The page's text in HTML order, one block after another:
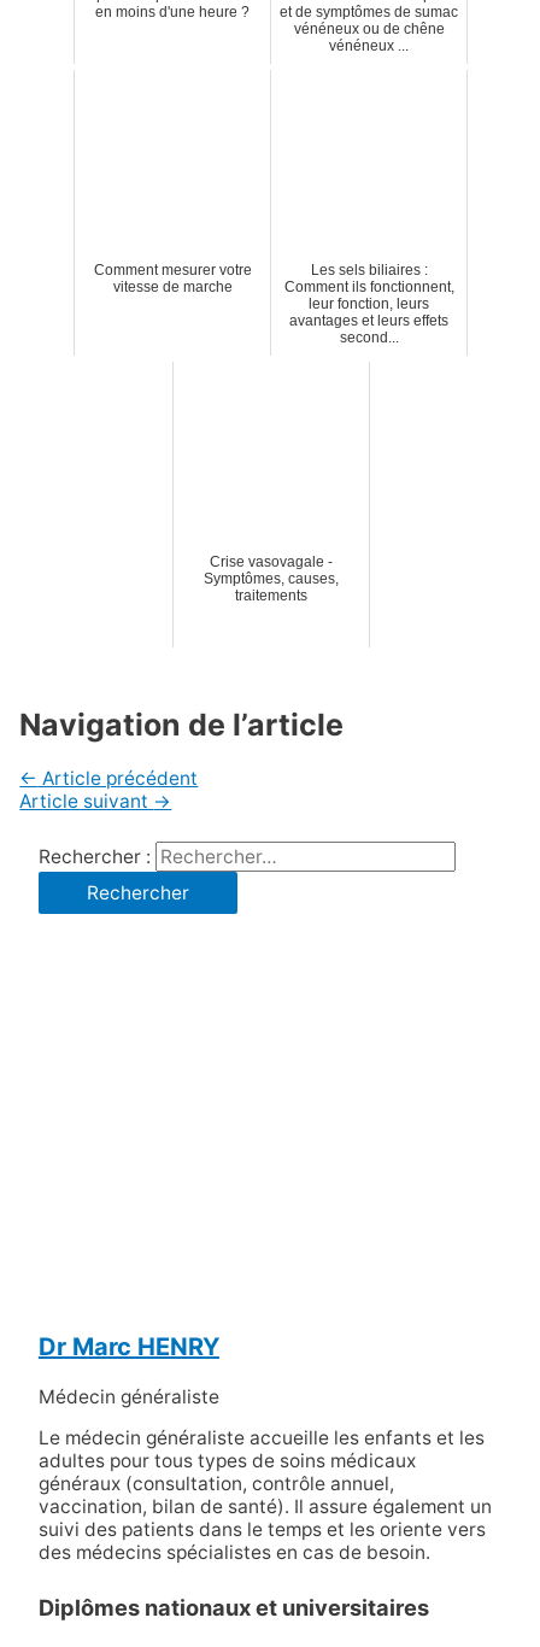
en moins d'une heure ?
et de symptômes de sumac
vénéneux ou de chêne
vénéneux ...
Comment mesurer votre
vitesse de marche
Les sels biliaires :
Comment ils fonctionnent,
leur fonction, leurs
avantages et leurs effets
second...
Crise vasovagale -
Symptômes, causes,
traitements
Navigation de l’article
← Article précédent
Article suivant →
Rechercher :
Dr Marc HENRY
Médecin généraliste
Le médecin généraliste accueille les enfants et les
adultes pour tous types de soins médicaux
généraux (consultation, contrôle annuel,
vaccination, bilan de santé). Il assure également un
suivi des patients dans le temps et les oriente vers
des médecins spécialistes en cas de besoin.
Diplômes nationaux et universitaires